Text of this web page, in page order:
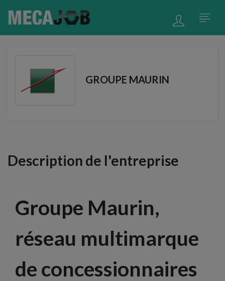
GROUPE MAURIN
Description de l'entreprise
Groupe Maurin,
réseau multimarque
de concessionnaires